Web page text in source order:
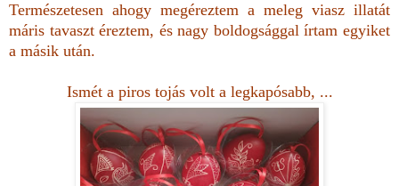
Természetesen ahogy megéreztem a meleg viasz illatát
máris tavaszt éreztem, és nagy boldogsággal írtam egyiket
a másik után.
Ismét a piros tojás volt a legkapósabb, ...